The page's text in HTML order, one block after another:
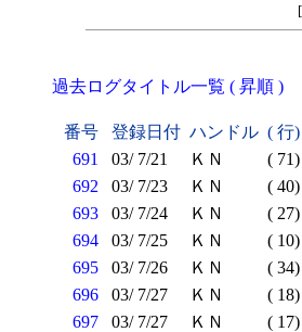
[
過去ログタイトル一覧 ( 昇順 )
番号 登録日付 ハンドル ( 行)
691
03/ 7/21 ＫＮ ( 71)
692
03/ 7/23 ＫＮ ( 40)
693
03/ 7/24 ＫＮ ( 27)
694
03/ 7/25 ＫＮ ( 10)
695
03/ 7/26 ＫＮ ( 34)
696
03/ 7/27 ＫＮ ( 18)
697
03/ 7/27 ＫＮ ( 17)